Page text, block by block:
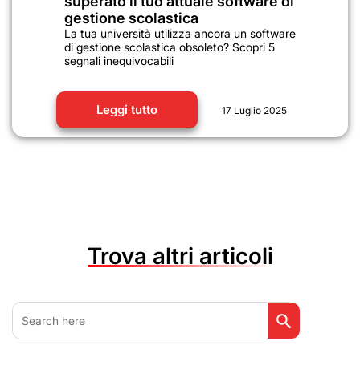
gestione scolastica
La tua università utilizza ancora un software
di gestione scolastica obsoleto? Scopri 5
segnali inequivocabili
Leggi tutto 17 Luglio 2025
Trova altri articoli
Search
for:
Search Button